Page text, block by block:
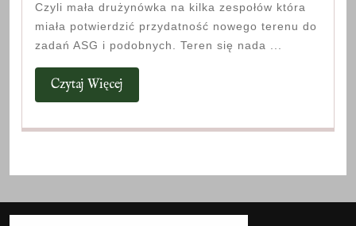
2024
POLOWANIE
NA
CZAROWNICE
DRUŻYNOWA
GRA
ASG
Czyli mała drużynówka na kilka zespołów która
miała potwierdzić przydatność nowego terenu do
zadań ASG i podobnych. Teren się nada ...
Czytaj Więcej
Więcej